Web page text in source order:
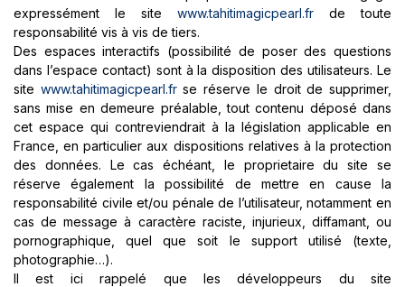
expressément le site www.tahitimagicpearl.fr de toute
responsabilité vis à vis de tiers.
Des espaces interactifs (possibilité de poser des questions
dans l’espace contact) sont à la disposition des utilisateurs. Le
site www.tahitimagicpearl.frse réserve le droit de supprimer,
sans mise en demeure préalable, tout contenu déposé dans
cet espace qui contreviendrait à la législation applicable en
France, en particulier aux dispositions relatives à la protection
des données. Le cas échéant, le proprietaire du site se
réserve également la possibilité de mettre en cause la
responsabilité civile et/ou pénale de l’utilisateur, notamment en
cas de message à caractère raciste, injurieux, diffamant, ou
pornographique, quel que soit le support utilisé (texte,
photographie…).
Il est ici rappelé que les développeurs du site